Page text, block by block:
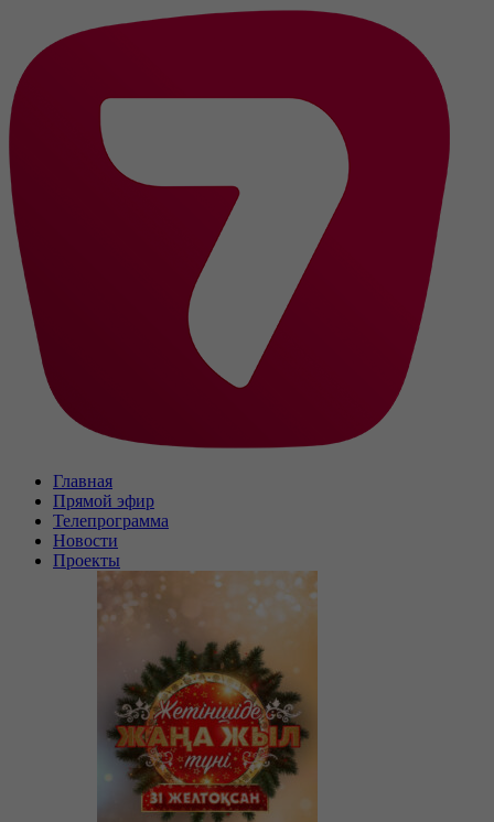
Главная
Прямой эфир
Телепрограмма
Новости
Проекты